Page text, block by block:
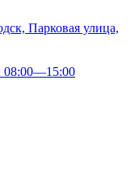
Парковая улица,
08:00—15:00